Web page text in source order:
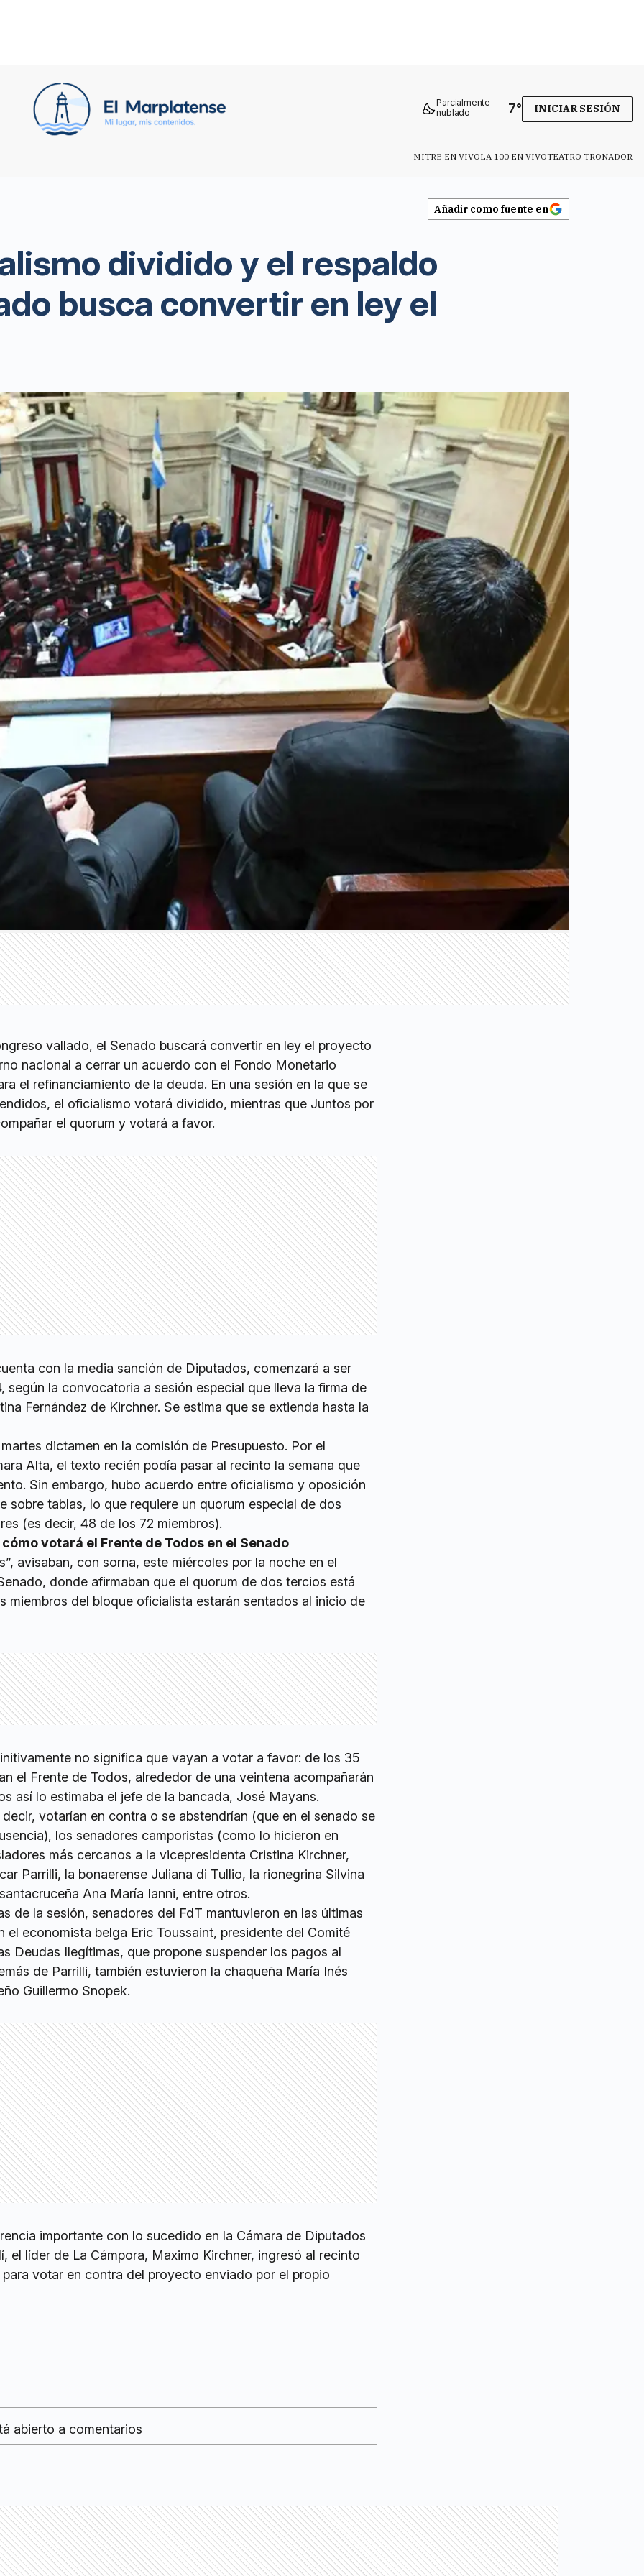
Parcialmente
nublado
7° INICIAR SESIÓN
MITRE EN VIVOLA 100 EN VIVOTEATRO TRONADOR
Añadir como fuente en
dividido y el respaldo
busca convertir en ley el
vallado, el Senado buscará convertir en ley el proyecto
nacional a cerrar un acuerdo con el Fondo Monetario
el refinanciamiento de la deuda. En una sesión en la que se
el oficialismo votará dividido, mientras que Juntos por
el quorum y votará a favor.
con la media sanción de Diputados, comenzará a ser
según la convocatoria a sesión especial que lleva la firma de
Fernández de Kirchner. Se estima que se extienda hasta la
dictamen en la comisión de Presupuesto. Por el
Alta, el texto recién podía pasar al recinto la semana que
Sin embargo, hubo acuerdo entre oficialismo y oposición
sobre tablas, lo que requiere un quorum especial de dos
(es decir, 48 de los 72 miembros).
votará el Frente de Todos en el Senado
avisaban, con sorna, este miércoles por la noche en el
donde afirmaban que el quorum de dos tercios está
miembros del bloque oficialista estarán sentados al inicio de
no significa que vayan a votar a favor: de los 35
el Frente de Todos, alrededor de una veintena acompañarán
así lo estimaba el jefe de la bancada, José Mayans.
votarían en contra o se abstendrían (que en el senado se
los senadores camporistas (como lo hicieron en
más cercanos a la vicepresidenta Cristina Kirchner,
Parrilli, la bonaerense Juliana di Tullio, la rionegrina Silvina
Ana María Ianni, entre otros.
de la sesión, senadores del FdT mantuvieron en las últimas
el economista belga Eric Toussaint, presidente del Comité
Deudas Ilegítimas, que propone suspender los pagos al
de Parrilli, también estuvieron la chaqueña María Inés
Guillermo Snopek.
importante con lo sucedido en la Cámara de Diputados
el líder de La Cámpora, Maximo Kirchner, ingresó al recinto
votar en contra del proyecto enviado por el propio
abierto a comentarios